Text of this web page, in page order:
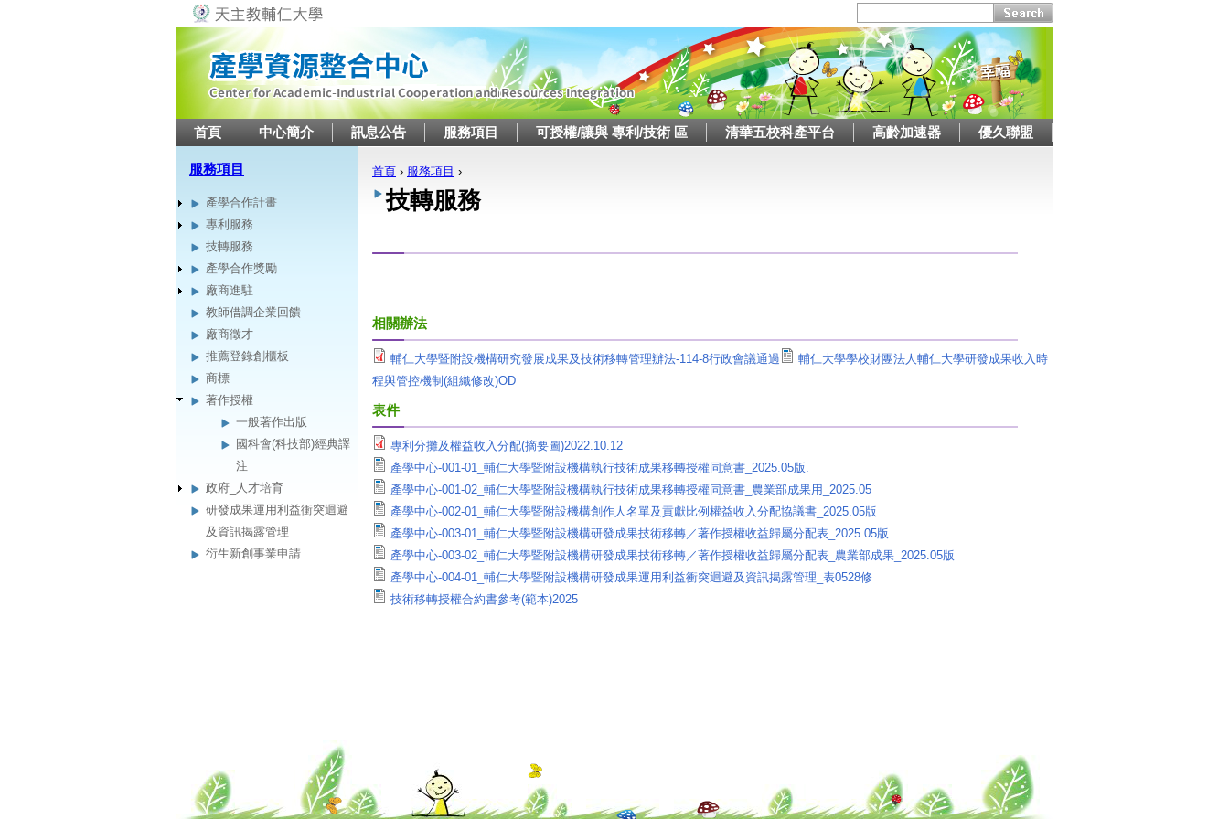
首頁 中心簡介 訊息公告 服務項目 可授權/讓與 專利/技術 區 清華五校科產平台 高齡加速器 優久聯盟
服務項目
產學合作計畫
專利服務
技轉服務
產學合作獎勵
廠商進駐
教師借調企業回饋
廠商徵才
推薦登錄創櫃板
商標
著作授權
一般著作出版
國科會(科技部)經典譯
注
政府_人才培育
研發成果運用利益衝突迴避
及資訊揭露管理
衍生新創事業申請
您在這裡
首頁 › 服務項目 ›
技轉服務
相關辦法
輔仁大學暨附設機構研究發展成果及技術移轉管理辦法-114-8行政會議通過
輔仁大學學校財團法人輔仁大學研發成果收入時
程與管控機制(組織修改)OD
表件
專利分攤及權益收入分配(摘要圖)2022.10.12
產學中心-001-01_輔仁大學暨附設機構執行技術成果移轉授權同意書_2025.05版.
產學中心-001-02_輔仁大學暨附設機構執行技術成果移轉授權同意書_農業部成果用_2025.05
產學中心-002-01_輔仁大學暨附設機構創作人名單及貢獻比例權益收入分配協議書_2025.05版
產學中心-003-01_輔仁大學暨附設機構研發成果技術移轉／著作授權收益歸屬分配表_2025.05版
產學中心-003-02_輔仁大學暨附設機構研發成果技術移轉／著作授權收益歸屬分配表_農業部成果_2025.05版
產學中心-004-01_輔仁大學暨附設機構研發成果運用利益衝突迴避及資訊揭露管理_表0528修
技術移轉授權合約書參考(範本)2025